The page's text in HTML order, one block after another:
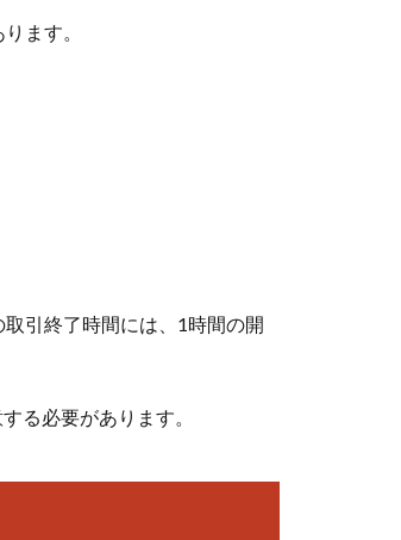
ます。
引終了時間には、1時間の開
る必要があります。